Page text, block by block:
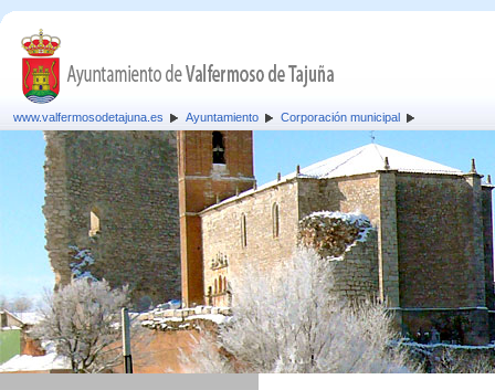
www.valfermosodetajuna.es Ayuntamiento Corporación municipal